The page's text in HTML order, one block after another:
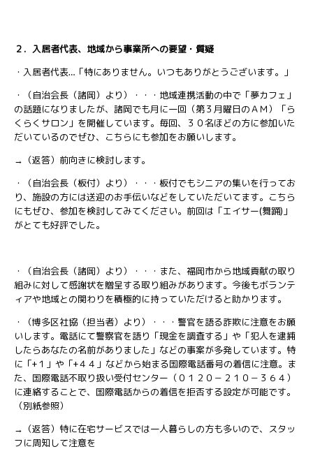
２． 入居者代表、地域から事業所への要望・質疑
・入居者代表…「特にありません。いつもありがとうございます。」
・（自治会長（諸岡）より）・・・地域連携活動の中で「夢カフェ」
の話題になりましたが、諸岡でも月に一回（第３月曜日のＡＭ）「ら
くらくサロン」を開催しています。毎回、３０名ほどの方に参加いた
だいているのでぜひ、こちらにも参加をお願いします。
→（返答）前向きに検討します。
・（自治会長（板付）より）・・・板付でもシニアの集いを行ってお
り、施設の方には送迎のお手伝いなどをしていただいてます。こちら
にもぜひ、参加を検討してみてください。前回は「エイサー(舞踊)」
がとても好評でした。
・（自治会長（諸岡）より）・・・また、福岡市から地域貢献の取り
組みに対して感謝状を贈呈する取り組みがあります。今後もボランテ
ィアや地域との関わりを積極的に持っていただけると助かります。
・（博多区社協（担当者）より）・・・警官を語る詐欺に注意をお願
いします。電話にて警察官を語り「現金を調査する」や「犯人を逮捕
したらあなたの名前がありました」などの事案が多発しています。特
に「+１」や「+４４」などから始まる国際電話番号の着信に注意。ま
た、国際電話不取り扱い受付センター（０１２０－２１０－３６４）
に連絡することで、国際電話からの着信を拒否する設定が可能です。
（別紙参照）
→（返答）特に在宅サービスでは一人暮らしの方も多いので、スタッ
フに周知して注意を